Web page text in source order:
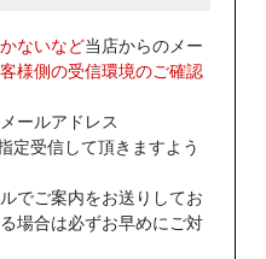
ないなど当店からのメー
様側の受信環境のご確認
ールアドレス
定受信して頂きますよう
でご案内をお送りしてお
場合は必ずお早めにご対